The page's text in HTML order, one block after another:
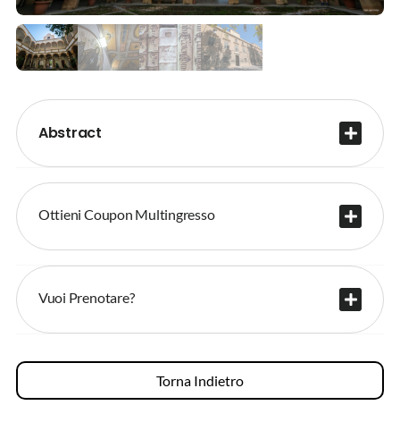
Abstract
Ottieni Coupon Multingresso
Vuoi Prenotare?
Torna Indietro